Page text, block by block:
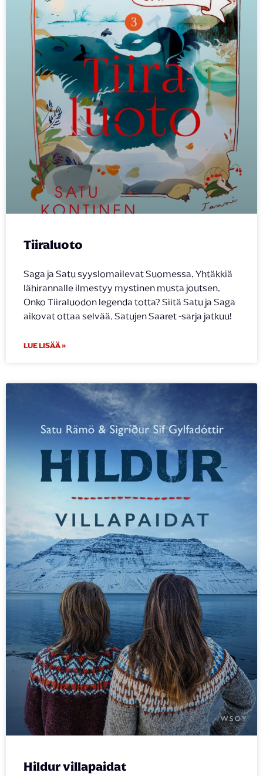
Tiiraluoto
Saga ja Satu syyslomailevat Suomessa. Yhtäkkiä
lähirannalle ilmestyy mystinen musta joutsen.
Onko Tiiraluodon legenda totta? Siitä Satu ja Saga
aikovat ottaa selvää. Satujen Saaret -sarja jatkuu!
LUE LISÄÄ »
Hildur villapaidat